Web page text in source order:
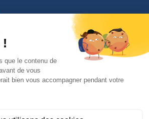
TRANSACTION-